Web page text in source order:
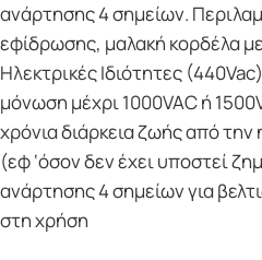
ανάρτησης 4 σημείων.
εφίδρωσης, μαλακή κορδέλα
Ηλεκτρικές Ιδιότητες
μόνωση μέχρι 1000VAC ή
χρόνια διάρκεια ζωής από
(εφ ‘όσον δεν έχει υποστεί
ανάρτησης 4 σημείων για
στη χρήση